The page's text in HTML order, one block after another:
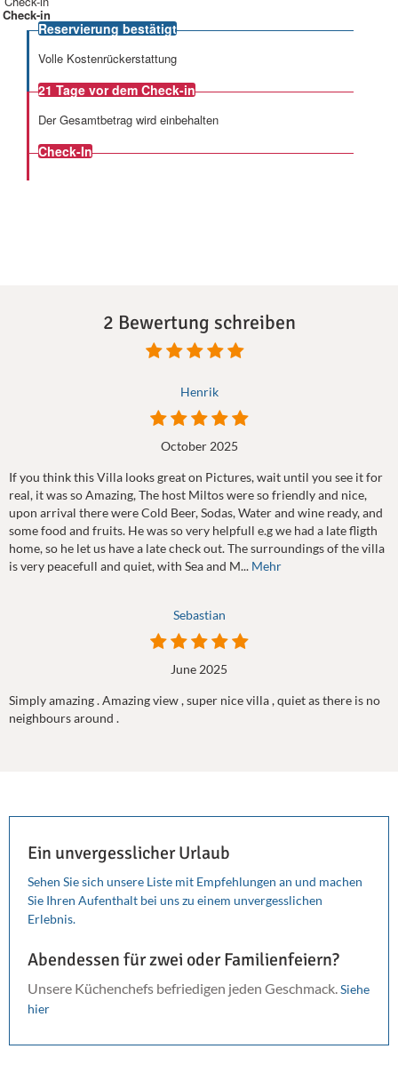
Check-in
Reservierung bestätigt
Volle Kostenrückerstattung
21 Tage vor dem Check-in
Der Gesamtbetrag wird einbehalten
Check-In
2 Bewertung schreiben
Henrik
October 2025
If you think this Villa looks great on Pictures, wait until you see it for
real, it was so Amazing, The host Miltos were so friendly and nice,
upon arrival there were Cold Beer, Sodas, Water and wine ready, and
some food and fruits. He was so very helpfull e.g we had a late fligth
home, so he let us have a late check out. The surroundings of the villa
is very peacefull and quiet, with Sea and M... Mehr
Sebastian
June 2025
Simply amazing . Amazing view , super nice villa , quiet as there is no
neighbours around .
Ein unvergesslicher Urlaub
Sehen Sie sich unsere Liste mit Empfehlungen an und machen
Sie Ihren Aufenthalt bei uns zu einem unvergesslichen
Erlebnis.
Abendessen für zwei oder Familienfeiern?
Unsere Küchenchefs befriedigen jeden Geschmack.Siehe
hier